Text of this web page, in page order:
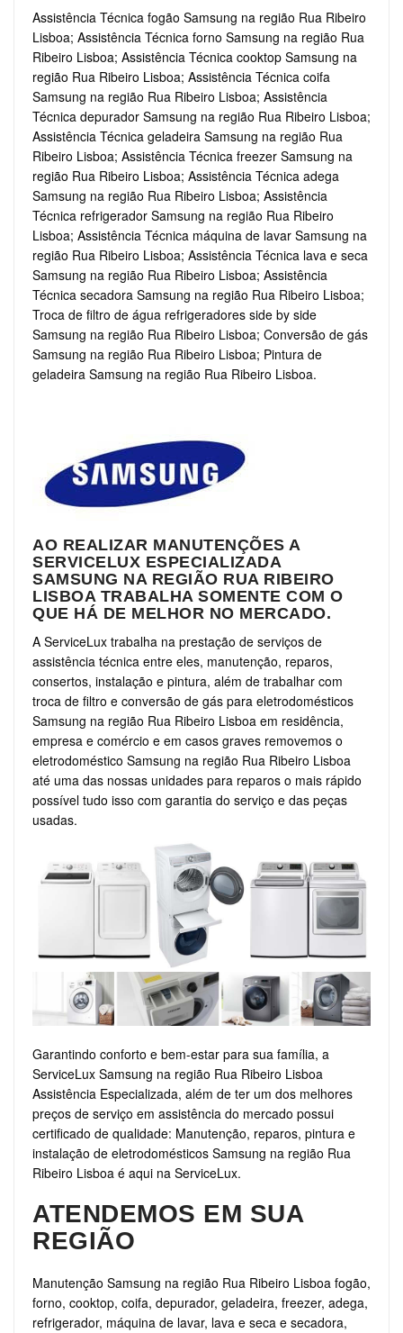
Assistência Técnica fogão Samsung na região Rua Ribeiro
Lisboa; Assistência Técnica forno Samsung na região Rua
Ribeiro Lisboa; Assistência Técnica cooktop Samsung na
região Rua Ribeiro Lisboa; Assistência Técnica coifa
Samsung na região Rua Ribeiro Lisboa; Assistência
Técnica depurador Samsung na região Rua Ribeiro Lisboa;
Assistência Técnica geladeira Samsung na região Rua
Ribeiro Lisboa; Assistência Técnica freezer Samsung na
região Rua Ribeiro Lisboa; Assistência Técnica adega
Samsung na região Rua Ribeiro Lisboa; Assistência
Técnica refrigerador Samsung na região Rua Ribeiro
Lisboa; Assistência Técnica máquina de lavar Samsung na
região Rua Ribeiro Lisboa; Assistência Técnica lava e seca
Samsung na região Rua Ribeiro Lisboa; Assistência
Técnica secadora Samsung na região Rua Ribeiro Lisboa;
Troca de filtro de água refrigeradores side by side
Samsung na região Rua Ribeiro Lisboa; Conversão de gás
Samsung na região Rua Ribeiro Lisboa; Pintura de
geladeira Samsung na região Rua Ribeiro Lisboa.
AO REALIZAR MANUTENÇÕES A
SERVICELUX ESPECIALIZADA
SAMSUNG NA REGIÃO RUA RIBEIRO
LISBOA TRABALHA SOMENTE COM O
QUE HÁ DE MELHOR NO MERCADO.
A ServiceLux trabalha na prestação de serviços de
assistência técnica entre eles, manutenção, reparos,
consertos, instalação e pintura, além de trabalhar com
troca de filtro e conversão de gás para eletrodomésticos
Samsung na região Rua Ribeiro Lisboa em residência,
empresa e comércio e em casos graves removemos o
eletrodoméstico Samsung na região Rua Ribeiro Lisboa
até uma das nossas unidades para reparos o mais rápido
possível tudo isso com garantia do serviço e das peças
usadas.
Garantindo conforto e bem-estar para sua família, a
ServiceLux Samsung na região Rua Ribeiro Lisboa
Assistência Especializada, além de ter um dos melhores
preços de serviço em assistência do mercado possui
certificado de qualidade: Manutenção, reparos, pintura e
instalação de eletrodomésticos Samsung na região Rua
Ribeiro Lisboa é aqui na ServiceLux.
ATENDEMOS EM SUA
REGIÃO
Manutenção Samsung na região Rua Ribeiro Lisboa fogão,
forno, cooktop, coifa, depurador, geladeira, freezer, adega,
refrigerador, máquina de lavar, lava e seca e secadora,